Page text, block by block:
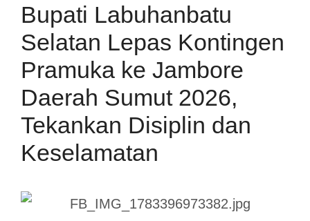
Bupati Labuhanbatu
Selatan Lepas Kontingen
Pramuka ke Jambore
Daerah Sumut 2026,
Tekankan Disiplin dan
Keselamatan